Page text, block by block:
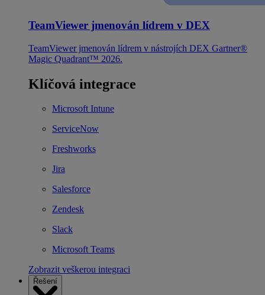
TeamViewer jmenován lídrem v DEX
TeamViewer jmenován lídrem v nástrojích DEX Gartner®
Magic Quadrant™ 2026.
Klíčová integrace
Microsoft Intune
ServiceNow
Freshworks
Jira
Salesforce
Zendesk
Slack
Microsoft Teams
Zobrazit veškerou integraci
Řešení